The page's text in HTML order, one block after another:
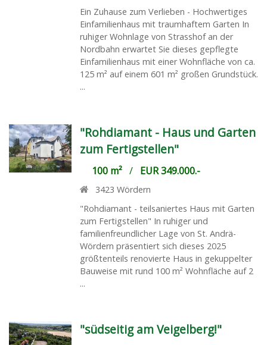
Ein Zuhause zum Verlieben - Hochwertiges
Einfamilienhaus mit traumhaftem Garten In
ruhiger Wohnlage von Strasshof an der
Nordbahn erwartet Sie dieses gepflegte
Einfamilienhaus mit einer Wohnfläche von ca.
125 m² auf einem 601 m² großen Grundstück.
...
"Rohdiamant - Haus und Garten
zum Fertigstellen"
100 m²/ EUR 349.000.-
3423 Wördern
"Rohdiamant - teilsaniertes Haus mit Garten
zum Fertigstellen" In ruhiger und
familienfreundlicher Lage von St. Andrä-
Wördern präsentiert sich dieses 2025
größtenteils renovierte Haus in gekuppelter
Bauweise mit rund 100 m² Wohnfläche auf 2
...
"südseitig am Veigelberg!"